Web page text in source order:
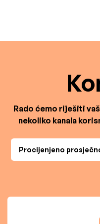
Rado ćemo riješiti
nekoliko kanala
Procijenjeno